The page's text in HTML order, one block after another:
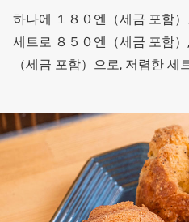
하나에 １８０엔（세금 포함
세트로 ８５０엔（세금 포함
（세금 포함）으로, 저렴한 세